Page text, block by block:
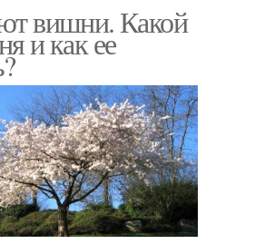
вишни. Какой
и как ее